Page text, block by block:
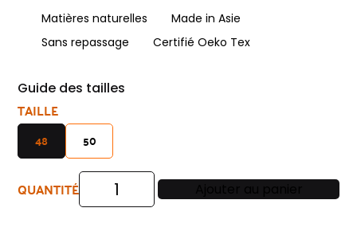
Matières naturelles
Made in Asie
Sans repassage
Certifié Oeko Tex
Guide des tailles
TAILLE
48 50
quantité
QUANTITÉ